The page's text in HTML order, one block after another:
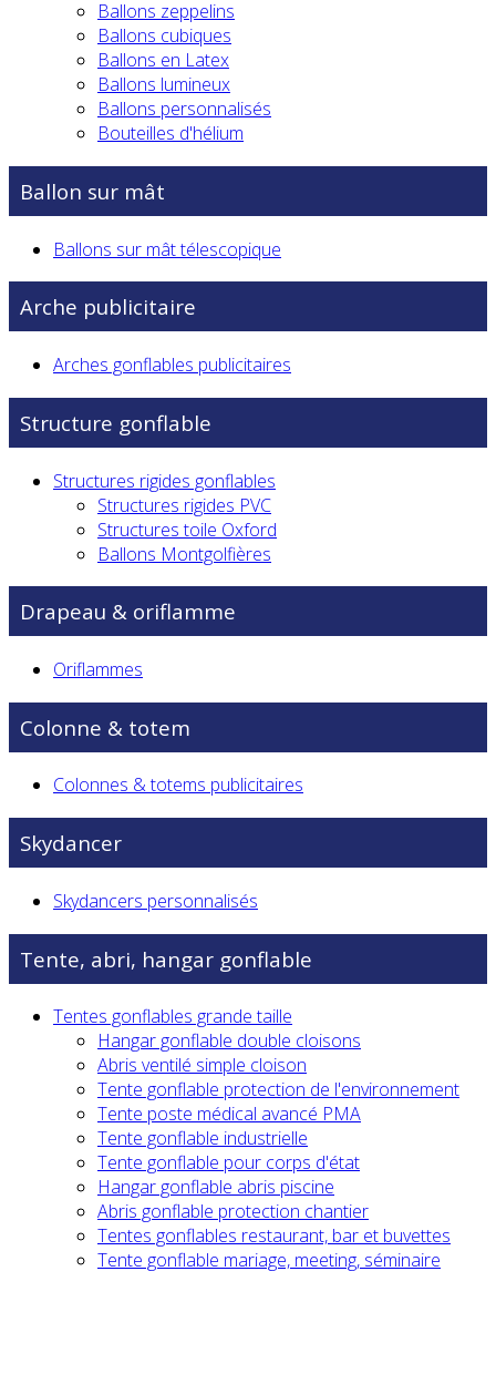
Ballons zeppelins
Ballons cubiques
Ballons en Latex
Ballons lumineux
Ballons personnalisés
Bouteilles d'hélium
Ballon sur mât
Ballons sur mât télescopique
Arche publicitaire
Arches gonflables publicitaires
Structure gonflable
Structures rigides gonflables
Structures rigides PVC
Structures toile Oxford
Ballons Montgolfières
Drapeau & oriflamme
Oriflammes
Colonne & totem
Colonnes & totems publicitaires
Skydancer
Skydancers personnalisés
Tente, abri, hangar gonflable
Tentes gonflables grande taille
Hangar gonflable double cloisons
Abris ventilé simple cloison
Tente gonflable protection de l'environnement
Tente poste médical avancé PMA
Tente gonflable industrielle
Tente gonflable pour corps d'état
Hangar gonflable abris piscine
Abris gonflable protection chantier
Tentes gonflables restaurant, bar et buvettes
Tente gonflable mariage, meeting, séminaire